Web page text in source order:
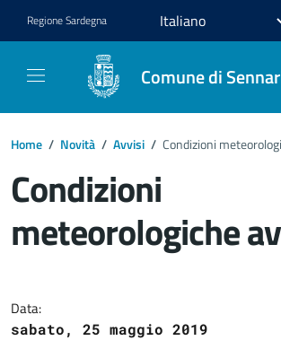
RegioneSardegna
Comune di
Home / Novità / Avvisi / Condizioni
Condizioni
meteorologiche
Data:
sabato, 25 maggio 2019